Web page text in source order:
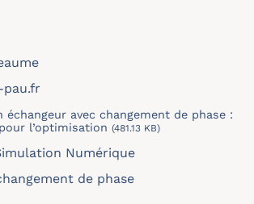
pau.fr
échangeur avec changement de phase :
l’optimisation (481.13 KB)
Numérique
de phase